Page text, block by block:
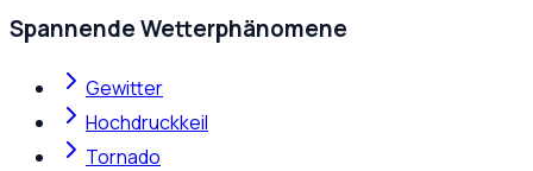
Spannende Wetterphänomene
Gewitter
Hochdruckkeil
Tornado